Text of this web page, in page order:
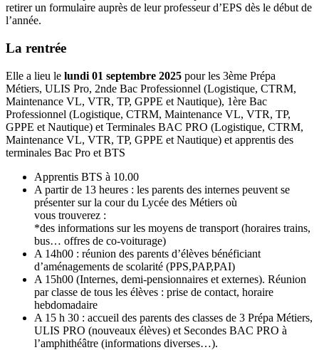
retirer un formulaire auprès de leur professeur d’EPS dès le début de
l’année.
La rentrée
Elle a lieu le lundi 01 septembre 2025 pour les 3ème Prépa
Métiers, ULIS Pro, 2nde Bac Professionnel (Logistique, CTRM,
Maintenance VL, VTR, TP, GPPE et Nautique), 1ère Bac
Professionnel (Logistique, CTRM, Maintenance VL, VTR, TP,
GPPE et Nautique) et Terminales BAC PRO (Logistique, CTRM,
Maintenance VL, VTR, TP, GPPE et Nautique) et apprentis des
terminales Bac Pro et BTS
Apprentis BTS à 10.00
A partir de 13 heures : les parents des internes peuvent se
présenter sur la cour du Lycée des Métiers où
vous trouverez :
*des informations sur les moyens de transport (horaires trains,
bus… offres de co-voiturage)
A 14h00 : réunion des parents d’élèves bénéficiant
d’aménagements de scolarité (PPS,PAP,PAI)
A 15h00 (Internes, demi-pensionnaires et externes). Réunion
par classe de tous les élèves : prise de contact, horaire
hebdomadaire
A 15 h 30 : accueil des parents des classes de 3 Prépa Métiers,
ULIS PRO (nouveaux élèves) et Secondes BAC PRO à
l’amphithéâtre (informations diverses…).